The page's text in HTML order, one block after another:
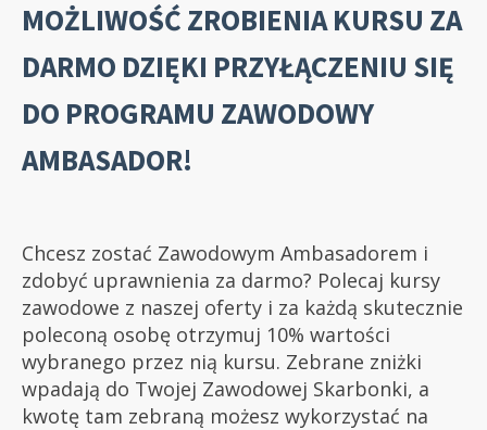
MOŻLIWOŚĆ ZROBIENIA KURSU ZA
DARMO DZIĘKI PRZYŁĄCZENIU SIĘ
DO PROGRAMU ZAWODOWY
AMBASADOR!
Chcesz zostać Zawodowym Ambasadorem i
zdobyć uprawnienia za darmo? Polecaj kursy
zawodowe z naszej oferty i za każdą skutecznie
poleconą osobę otrzymuj 10% wartości
wybranego przez nią kursu. Zebrane zniżki
wpadają do Twojej Zawodowej Skarbonki, a
kwotę tam zebraną możesz wykorzystać na